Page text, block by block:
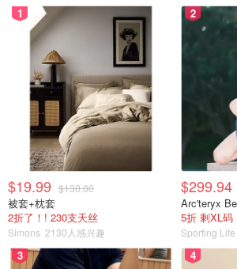
1
$19.99 $130.00
被套+枕套
2折了！! 230支天丝
Simons 2130人感兴趣
2
$299.94
Arc'teryx
5折 剩XL码
Sporting
3 4